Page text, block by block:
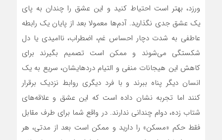
ورزد، بهتر است احتیاط کنید و این عشق را چندان به پای
یک عشق جدی نگذارید. آدم‌ها معمولا بعد از پایان یک رابطه
عاطفی به شدت دچار احساس غم، اضطراب، ناامیدی یا دل
شکستگی می‌شوند و ممکن است تصمیم بگیرند برای
کاهش این هیجانات منفی و التیام دردهایشان، سریع به یک
انسان دیگر پناه ببرند و با فرد دیگری روابط نزدیک برقرار
کنند اما تجربه نشان داده است که این عشق و علاقه‌های
شتاب زده، دوام چندانی ندارند. در واقع شما برای طرف مقابل
فقط حکم «مسکن» را دارید و ممکن است بعد از مدتی، هر